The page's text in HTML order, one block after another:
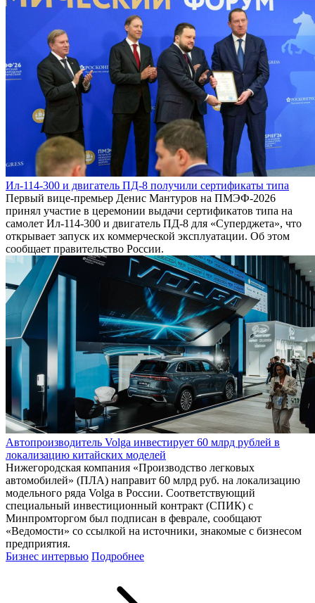
Ил-114-300 и двигатель ПД-8 получили сертификаты типа
Первый вице-премьер Денис Мантуров на ПМЭФ-2026
принял участие в церемонии выдачи сертификатов типа на
самолет Ил-114-300 и двигатель ПД-8 для «Суперджета», что
открывает запуск их коммерческой эксплуатации. Об этом
сообщает правительство России.
Автопроизводитель Volga инвестирует 60 млрд рублей в
локализацию китайских моделей
Нижегородская компания «Производство легковых
автомобилей» (ПЛА) направит 60 млрд руб. на локализацию
модельного ряда Volga в России. Соответствующий
специальный инвестиционный контракт (СПИК) с
Минпромторгом был подписан в феврале, сообщают
«Ведомости» со ссылкой на источники, знакомые с бизнесом
предприятия.
Бизнес интервью Подробнее